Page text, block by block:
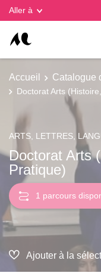
Aller à
Accueil Catalogue
Doctorat Arts
ARTS, LETTRES,
Doctorat Arts
Pratique)
1 parcours
Ajouter à la
Gestion des cookies